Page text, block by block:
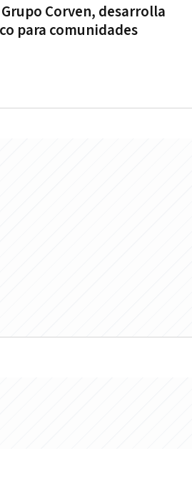
Corven, desarrolla
para comunidades